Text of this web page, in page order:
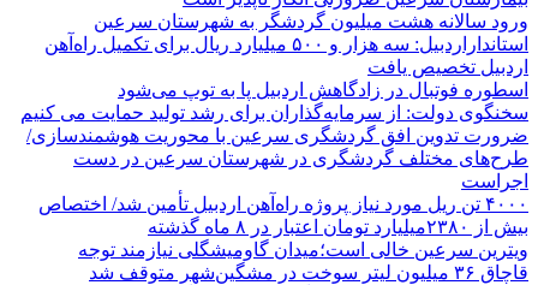
ورود سالانه هشت میلیون گردشگر به شهرستان سرعین
استانداراردبیل: سه هزار و ۵۰۰ میلیارد ریال برای تکمیل راه‌آهن
اردبیل تخصیص یافت
اسطوره فوتبال در زادگاهش اردبیل پا به توپ می‌شود
سخنگوی دولت: از سرمایه‌گذاران برای رشد تولید حمایت می کنیم
ضرورت تدوین افق گردشگری سرعین با محوریت هوشمندسازی/
طرح‌های مختلف گردشگری در شهرستان سرعین در دست
اجراست
۴۰۰۰ تن ریل مورد نیاز پروژه راه‌آهن اردبیل تأمین شد/ اختصاص
بیش از ۲۳۸۰میلیارد تومان اعتبار در ۸ ماه گذشته
ویترین سرعین خالی است؛میدان گاومیشگلی نیازمند توجه
قاچاق ۳۶ میلیون لیتر سوخت در مشگین‌شهر متوقف شد